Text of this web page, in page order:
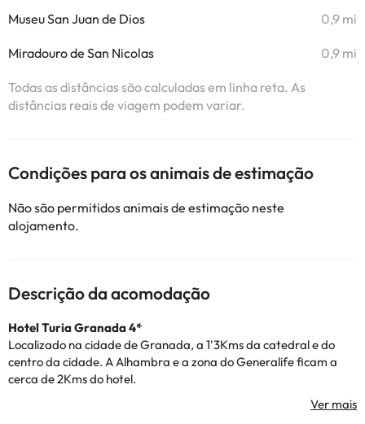
Museu San Juan de Dios 0,9 mi
Miradouro de San Nicolas 0,9 mi
Todas as distâncias são calculadas em linha reta. As
distâncias reais de viagem podem variar.
Condições para os animais de estimação
Não são permitidos animais de estimação neste
alojamento.
Descrição da acomodação
Hotel Turia Granada4*
Localizado na cidade de Granada, a 1'3Kms da catedral e do
centro da cidade. A Alhambra e a zona do Generalife ficam a
cerca de 2Kms do hotel.